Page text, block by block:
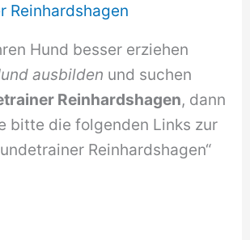
Reinhardshagen
Hund besser erziehen
ausbilden und suchen
Reinhardshagen, dann
bitte die folgenden Links zur
Reinhardshagen“